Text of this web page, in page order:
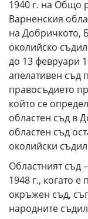
1940 г. на Общо
Варненския
на Добричкото,
околийско
до 13 февруари
апелативен съд
правосъдието
който се
областен съд в
областен съд
околийски
Областният съд
1948 г., когато
окръжен съд,
народните